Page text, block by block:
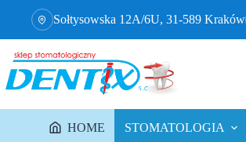
Sołtysowska 12A/6U, 31-589 Kraków
HOME STOMATOLOGIA